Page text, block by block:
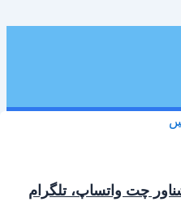
چت واتساپ، تلگرام